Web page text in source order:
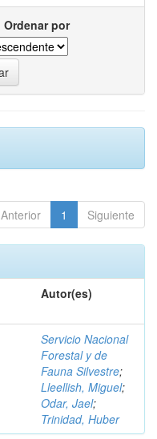
Ordenar por
Anterior 1 Siguiente
Autor(es)
Servicio Nacional
Forestal y de
Fauna Silvestre;
Lleellish, Miguel;
Odar, Jael;
Trinidad, Huber